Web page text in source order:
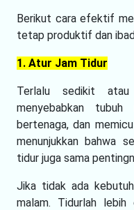
Berikut cara efektif
tetap produktif dan
1. Atur Jam Tidur
Terlalu sedikit
menyebabkan
bertenaga, dan
menunjukkan bahwa
tidur juga sama
Jika tidak ada
malam. Tidurlah